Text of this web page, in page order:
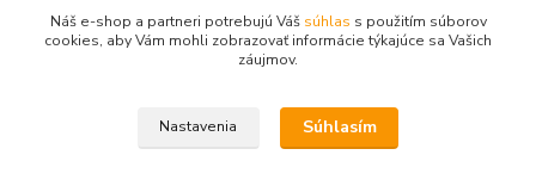
obchod.hsport@gmail.com
Náš e-shop a partneri potrebujú Váš súhlas s použitím súborov
cookies, aby Vám mohli zobrazovať informácie týkajúce sa Vašich
záujmov.
Nastavenia Súhlasím